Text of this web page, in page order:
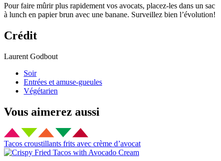
Pour faire mûrir plus rapidement vos avocats, placez-les dans un sac
à lunch en papier brun avec une banane. Surveillez bien l’évolution!
Crédit
Laurent Godbout
Soir
Entrées et amuse-gueules
Végétarien
Vous aimerez aussi
Tacos croustillants frits avec crème d’avocat